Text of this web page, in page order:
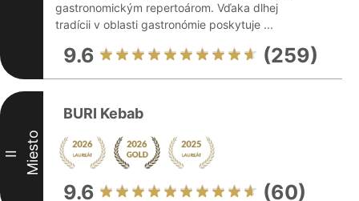
gastronomickým repertoárom. Vďaka dlhej
tradícii v oblasti gastronómie poskytuje ...
9.6 (259)
II Miesto
BURI Kebab
9.6 (60)